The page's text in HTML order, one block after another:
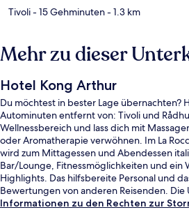
Tivoli- 15 Gehminuten- 1.3 km
Mehr zu dieser
Hotel Kong Arthur
Du möchtest in bester Lage übernachten?
Autominuten entfernt von: Tivoli und
Wellnessbereich und lass dich mit
oder Aromatherapie verwöhnen. Im La
wird zum Mittagessen und Abendessen
Bar/Lounge, Fitnessmöglichkeiten und ein
Highlights. Das hilfsbereite Personal und
Bewertungen von anderen Reisenden.
kurzen Fußmarsch von den öffentlichen
Informationen zu den Rechten zur